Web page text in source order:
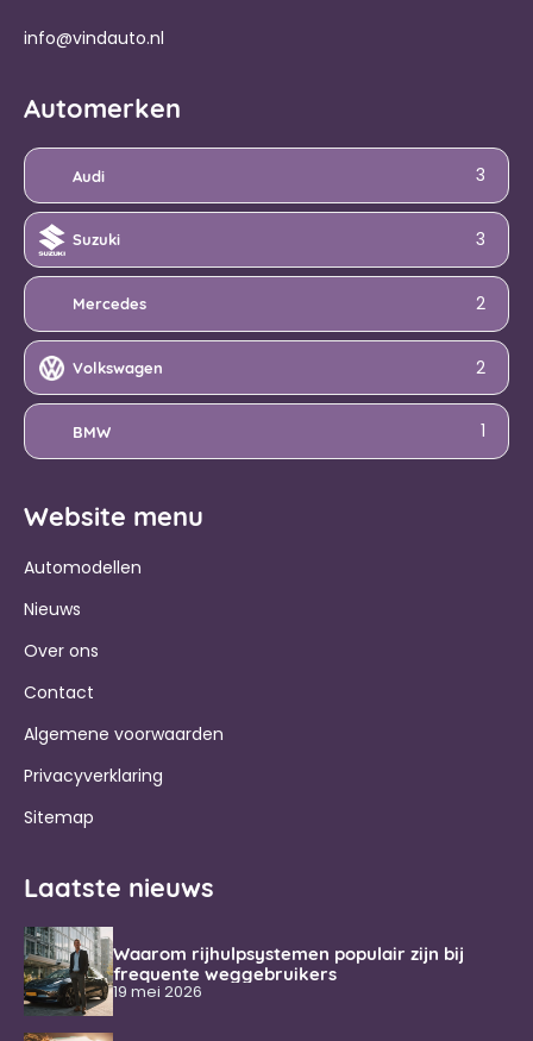
info@vindauto.nl
Automerken
Audi 3
Suzuki 3
Mercedes 2
Volkswagen 2
BMW 1
Website menu
Automodellen
Nieuws
Over ons
Contact
Algemene voorwaarden
Privacyverklaring
Sitemap
Laatste nieuws
Waarom rijhulpsystemen populair zijn bij
frequente weggebruikers
19 mei 2026